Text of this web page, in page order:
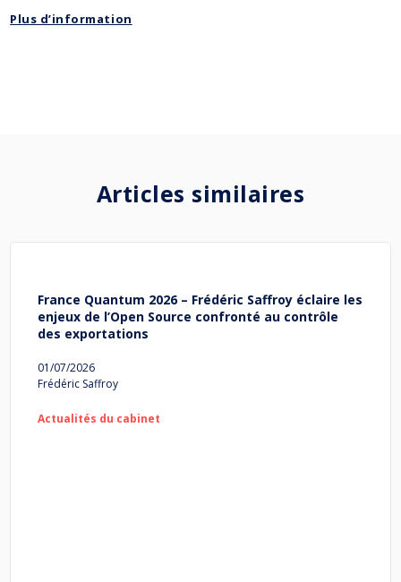
Plus d’information
Articles similaires
France Quantum 2026 – Frédéric Saffroy éclaire les
enjeux de l’Open Source confronté au contrôle
des exportations
01/07/2026
Frédéric Saffroy
Actualités du cabinet